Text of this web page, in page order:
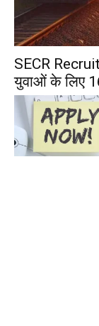
SECR
युवाओं के लिए